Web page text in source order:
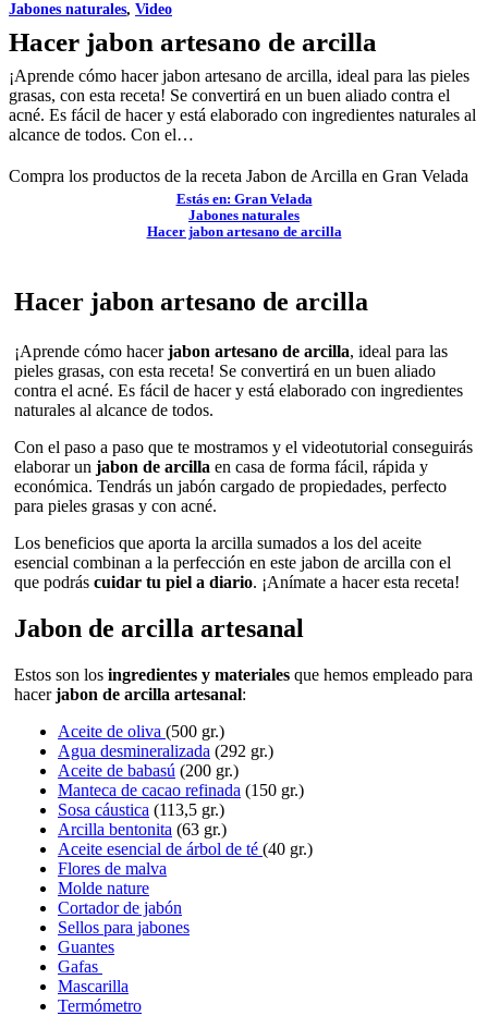
Jabones naturales, Video
Hacer jabon artesano de arcilla
¡Aprende cómo hacer jabon artesano de arcilla, ideal para las pieles
grasas, con esta receta! Se convertirá en un buen aliado contra el
acné. Es fácil de hacer y está elaborado con ingredientes naturales al
alcance de todos. Con el…
Compra los productos de la receta Jabon de Arcilla en Gran Velada
Estás en: Gran Velada
Jabones naturales
Hacer jabon artesano de arcilla
Hacer jabon artesano de arcilla
¡Aprende cómo hacerjabon artesano de arcilla, ideal para las
pieles grasas, con esta receta! Se convertirá en un buen aliado
contra el acné. Es fácil de hacer y está elaborado con ingredientes
naturales al alcance de todos.
Con el paso a paso que te mostramos y el videotutorial conseguirás
elaborar un jabon de arcilla en casa de forma fácil, rápida y
económica. Tendrás un jabón cargado de propiedades, perfecto
para pieles grasas y con acné.
Los beneficios que aporta la arcilla sumados a los del aceite
esencial combinan a la perfección en este jabon de arcilla con el
que podrás cuidar tu piel a diario. ¡Anímate a hacer esta receta!
Jabon de arcilla artesanal
Estos son los ingredientes y materiales que hemos empleado para
hacerjabon de arcilla artesanal:
Aceite de oliva (500 gr.)
Agua desmineralizada (292 gr.)
Aceite de babasú (200 gr.)
Manteca de cacao refinada (150 gr.)
Sosa cáustica (113,5 gr.)
Arcilla bentonita (63 gr.)
Aceite esencial de árbol de té (40 gr.)
Flores de malva
Molde nature
Cortador de jabón
Sellos para jabones
Guantes
Gafas
Mascarilla
Termómetro